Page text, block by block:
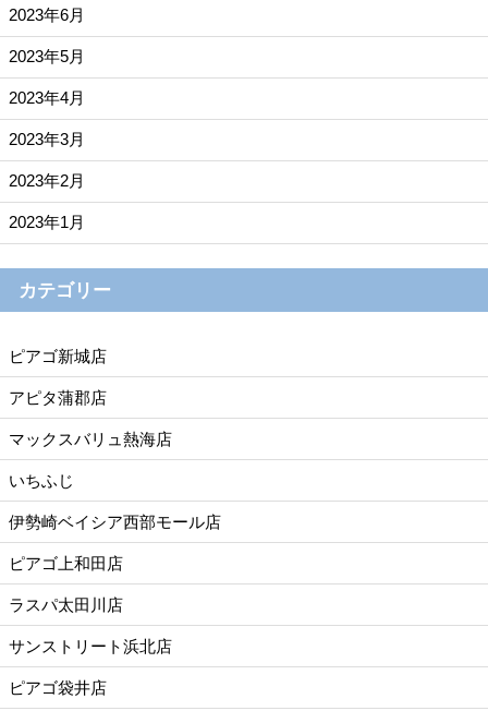
2023年6月
2023年5月
2023年4月
2023年3月
2023年2月
2023年1月
カテゴリー
ピアゴ新城店
アピタ蒲郡店
マックスバリュ熱海店
いちふじ
伊勢崎ベイシア西部モール店
ピアゴ上和田店
ラスパ太田川店
サンストリート浜北店
ピアゴ袋井店